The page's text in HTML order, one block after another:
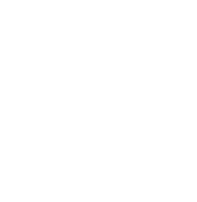
pobytu dodržiavali všetky